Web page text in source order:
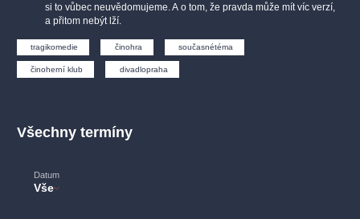
si to vůbec neuvědomujeme. A o tom, že pravda může mít víc verzí,
a přitom nebýt lží.
tragikomedie činohra současnétéma
činoherní klub divadlopraha
Všechny termíny
Datum
Vše
filmováhudba státníopera rudolfinum muzikál